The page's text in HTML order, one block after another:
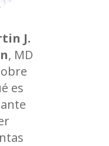
J.
, MD
es